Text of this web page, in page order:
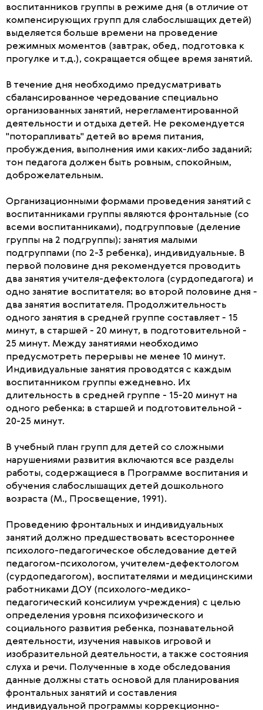
воспитанников группы в режиме дня (в отличие от
компенсирующих групп для слабослышащих детей)
выделяется больше времени на проведение
режимных моментов (завтрак, обед, подготовка к
прогулке и т.д.), сокращается общее время занятий.
В течение дня необходимо предусматривать
сбалансированное чередование специально
организованных занятий, нерегламентированной
деятельности и отдыха детей. Не рекомендуется
"поторапливать" детей во время питания,
пробуждения, выполнения ими каких-либо заданий;
тон педагога должен быть ровным, спокойным,
доброжелательным.
Организационными формами проведения занятий с
воспитанниками группы являются фронтальные (со
всеми воспитанниками), подгрупповые (деление
группы на 2 подгруппы); занятия малыми
подгруппами (по 2-3 ребенка), индивидуальные. В
первой половине дня рекомендуется проводить
два занятия учителя-дефектолога (сурдопедагога) и
одно занятие воспитателя; во второй половине дня -
два занятия воспитателя. Продолжительность
одного занятия в средней группе составляет - 15
минут, в старшей - 20 минут, в подготовительной -
25 минут. Между занятиями необходимо
предусмотреть перерывы не менее 10 минут.
Индивидуальные занятия проводятся с каждым
воспитанником группы ежедневно. Их
длительность в средней группе - 15-20 минут на
одного ребенка; в старшей и подготовительной -
20-25 минут.
В учебный план групп для детей со сложными
нарушениями развития включаются все разделы
работы, содержащиеся в Программе воспитания и
обучения слабослышащих детей дошкольного
возраста (М., Просвещение, 1991).
Проведению фронтальных и индивидуальных
занятий должно предшествовать всестороннее
психолого-педагогическое обследование детей
педагогом-психологом, учителем-дефектологом
(сурдопедагогом), воспитателями и медицинскими
работниками ДОУ (психолого-медико-
педагогический консилиум учреждения) с целью
определения уровня психофизического и
социального развития ребенка, познавательной
деятельности, изучения навыков игровой и
изобразительной деятельности, а также состояния
слуха и речи. Полученные в ходе обследования
данные должны стать основой для планирования
фронтальных занятий и составления
индивидуальной программы коррекционно-